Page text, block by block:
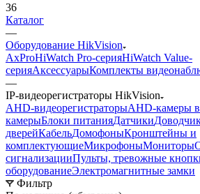
36
Каталог
—
Оборудование HikVision
AxProHiWatch Pro-серияHiWatch Value-
серияАксессуарыКомплекты
—
IP-видеорегистраторы HikVision
AHD-видеорегистраторыAHD-камеры
камерыБлоки питанияДатчики
дверейКабельДомофоныКронштейны и
комплектующиеМикрофоныМониторы
сигнализацииПульты, тревожные
оборудованиеЭлектромагнитные замки
Фильтр